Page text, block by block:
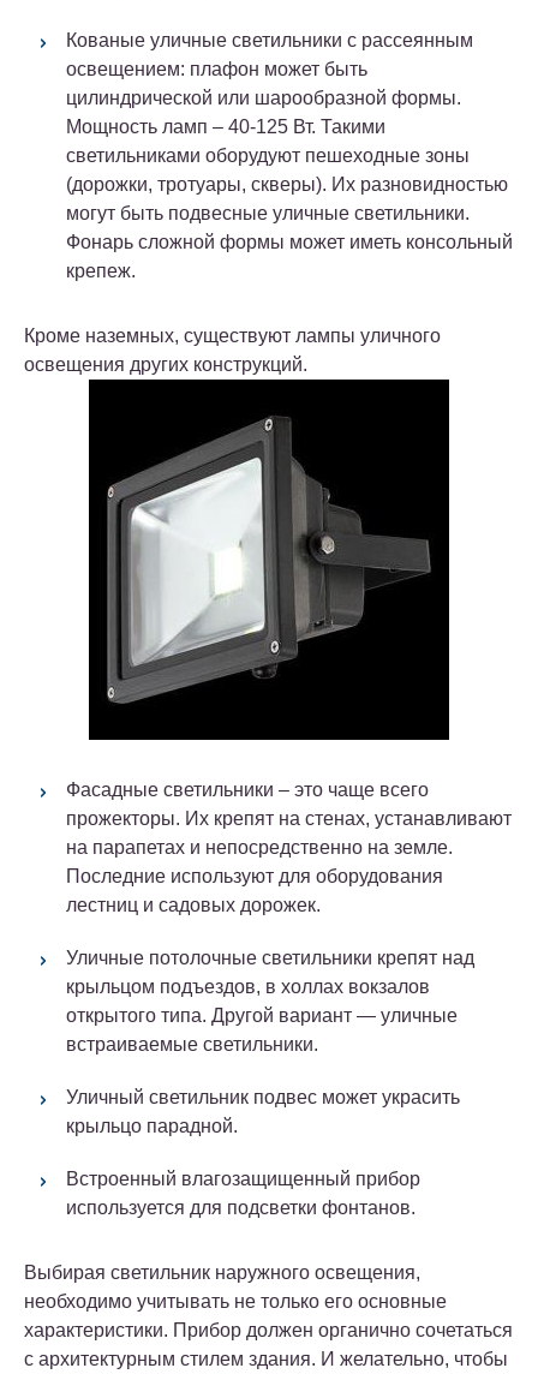
Кованые уличные светильники с рассеянным
освещением: плафон может быть
цилиндрической или шарообразной формы.
Мощность ламп – 40-125 Вт. Такими
светильниками оборудуют пешеходные зоны
(дорожки, тротуары, скверы). Их разновидностью
могут быть подвесные уличные светильники.
Фонарь сложной формы может иметь консольный
крепеж.
Кроме наземных, существуют лампы уличного
освещения других конструкций.
Фасадные светильники – это чаще всего
прожекторы. Их крепят на стенах, устанавливают
на парапетах и непосредственно на земле.
Последние используют для оборудования
лестниц и садовых дорожек.
Уличные потолочные светильники крепят над
крыльцом подъездов, в холлах вокзалов
открытого типа. Другой вариант — уличные
встраиваемые светильники.
Уличный светильник подвес может украсить
крыльцо парадной.
Встроенный влагозащищенный прибор
используется для подсветки фонтанов.
Выбирая светильник наружного освещения,
необходимо учитывать не только его основные
характеристики. Прибор должен органично сочетаться
с архитектурным стилем здания. И желательно, чтобы